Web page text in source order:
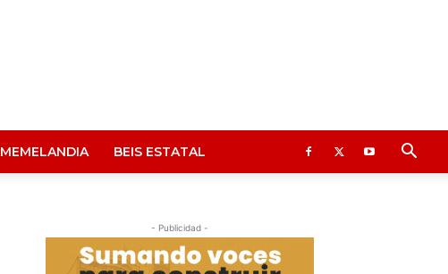
MEMELANDIA BEIS ESTATAL
- Publicidad -